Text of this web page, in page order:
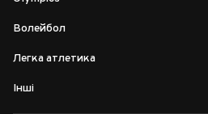
Волейбол
Легка атлетика
Інші